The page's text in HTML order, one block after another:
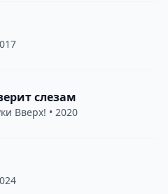
слезам
Вверх! • 2020